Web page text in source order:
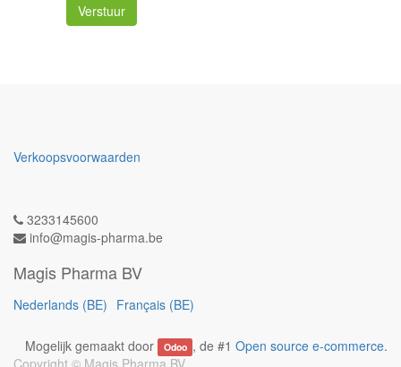
Verstuur
Verkoopsvoorwaarden
3233145600
info@magis-pharma.be
Magis Pharma BV
Nederlands (BE) Français (BE)
Mogelijk gemaakt door Odoo , de #1 Open source e-commerce.
Copyright © Magis Pharma BV